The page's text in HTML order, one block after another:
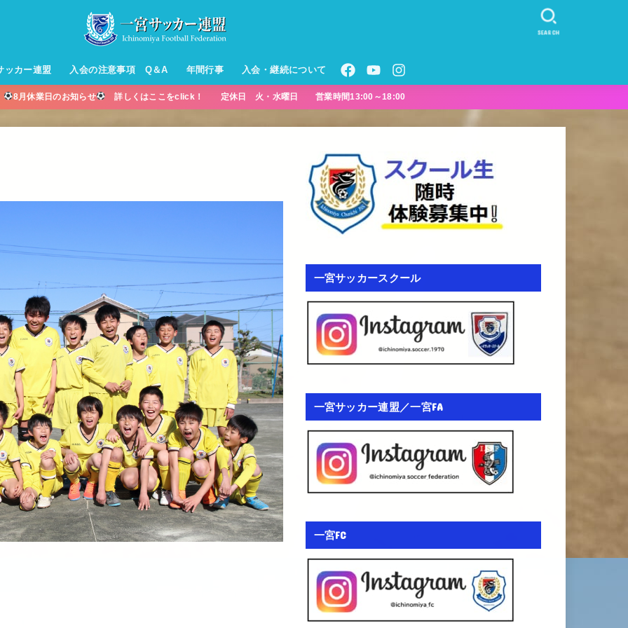
小学生】
小学生】
中学生】
子】
【中学生
中・年
ッカー連盟 入会の注意事項 Q＆A 年間行事 入会・継続について
SEARCH
8月休業日のお知らせ 詳しくはここをclick！ 定休日 火・水曜日 営業時間13:00～18:00
一宮サッカースクール
一宮サッカー連盟／一宮FA
一宮FC